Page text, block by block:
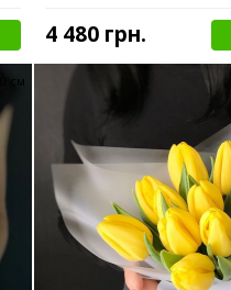
4 480 грн.
50 см